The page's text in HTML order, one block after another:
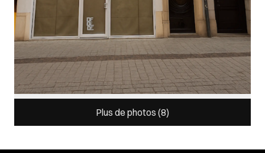
Plus de photos (8)